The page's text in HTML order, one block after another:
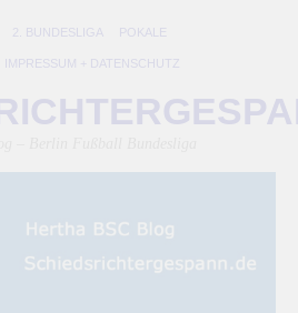
2. BUNDESLIGA POKALE
IMPRESSUM + DATENSCHUTZ